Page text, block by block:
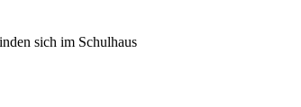
sich im Schulhaus